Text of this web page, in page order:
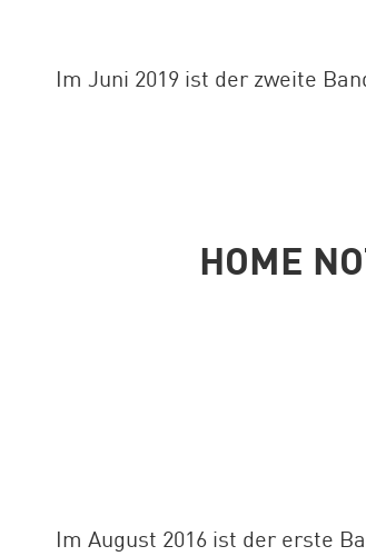
Im Juni 2019 ist der zweite
HOME
Im August 2016 ist der erste